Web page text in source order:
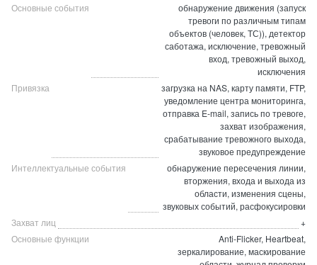
Основные события
обнаружение движения (запуск
тревоги по различным типам
объектов (человек, ТС)), детектор
саботажа, исключение, тревожный
вход, тревожный выход,
исключения
Привязка
загрузка на NAS, карту памяти, FTP,
уведомление центра мониторинга,
отправка E-mail, запись по тревоге,
захват изображения,
срабатывание тревожного выхода,
звуковое предупреждение
Интеллектуальные события
обнаружение пересечения линии,
вторжения, входа и выхода из
области, изменения сцены,
звуковых событий, расфокусировки
Захват лиц
+
Основные функции
Anti-Flicker, Heartbeat,
зеркалирование, маскирование